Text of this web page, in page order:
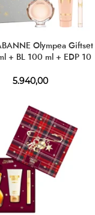
Olympea Giftset
+ BL 100 ml + EDP 10
5.940,00